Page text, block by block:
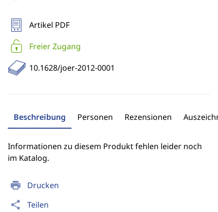
print Drucken
share Teilen
Artikel PDF
Freier Zugang
10.1628/joer-2012-0001
Beschreibung Personen Rezensionen
Informationen zu diesem Produkt fehlen leider noch
im Katalog.